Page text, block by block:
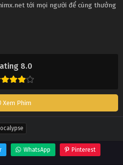
8.0
Xem Phim
tới mọi người để cùng thưởng
WhatsApp Pinterest